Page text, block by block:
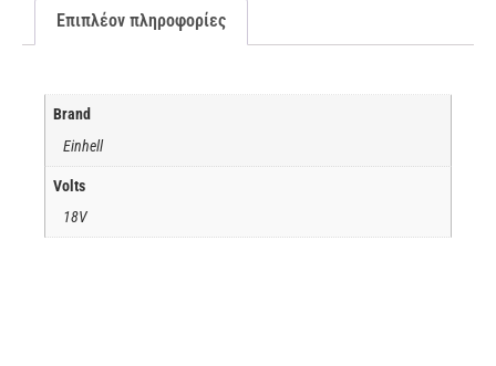
Επιπλέον πληροφορίες
Brand
Einhell
Volts
18V